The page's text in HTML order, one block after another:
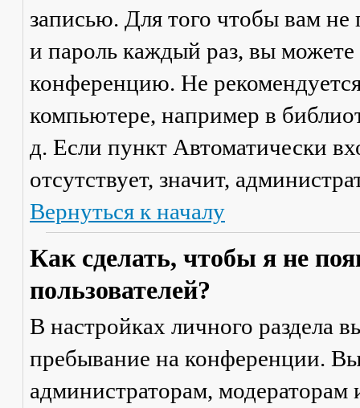
записью. Для того чтобы вам не
и пароль каждый раз, вы
конференцию. Не
компьютере, например в
д. Если пункт Автоматически
отсутствует, значит,
Вернуться к началу
Как сделать, чтобы я не
пользователей?
В настройках личного раздела
пребывание на конференции.
администраторам,